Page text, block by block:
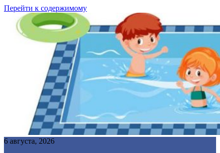
Перейти к содержимому
6 августа, 2026